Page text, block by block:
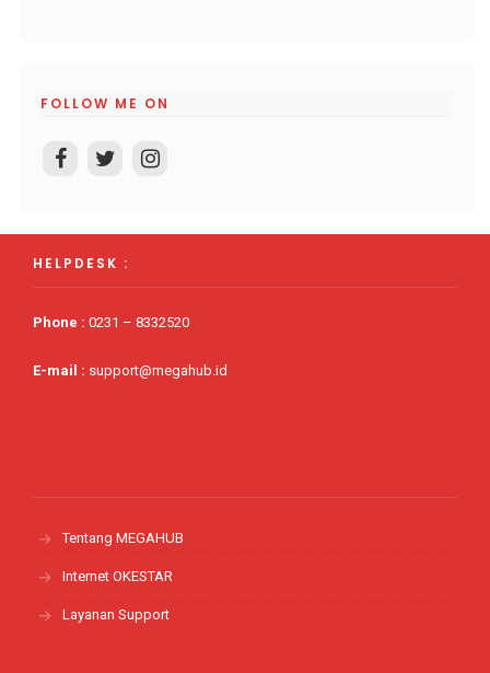
FOLLOW ME ON
HELPDESK :
Phone : 0231 – 8332520
E-mail : support@megahub.id
Tentang MEGAHUB
Internet OKESTAR
Layanan Support